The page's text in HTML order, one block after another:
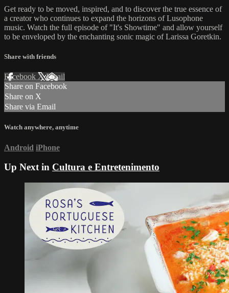
Get ready to be moved, inspired, and to discover the true essence of
a creator who continues to expand the horizons of Lusophone
music. Watch the full episode of "It's Showtime" and allow yourself
to be enveloped by the enchanting sonic magic of Larissa Goretkin.
Share with friends
Facebook XEmail
Share on Facebook
Share on X
Share via Email
Watch anywhere, anytime
Android iPhone
Up Next in Cultura e Entretenimento